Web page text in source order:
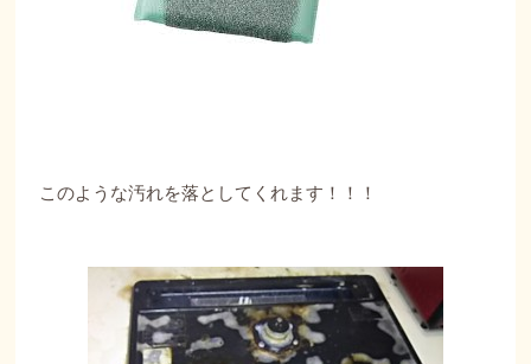
このような汚れを落としてくれます！！！